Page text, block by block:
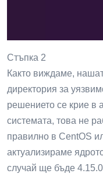
Стъпка 2
Както виждаме,
директория за
решението се крие в
системата, това не
правилно в CentOS
актуализираме
случай ще бъде